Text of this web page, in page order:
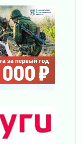
за год
рождения
и взрослых